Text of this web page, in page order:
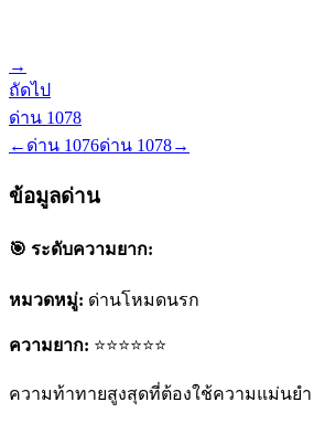
→
ถัดไป
ด่าน 1078
← ด่าน 1076ด่าน 1078→
ข้อมูลด่าน
🎯 ระดับความยาก:
หมวดหมู่: ด่านโหมดนรก
ความยาก: ⭐⭐⭐⭐⭐⭐
ความท้าทายสูงสุดที่ต้องใช้ความแม่นยำ